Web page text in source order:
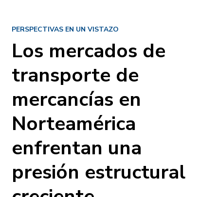
PERSPECTIVAS EN UN VISTAZO
Los mercados de
transporte de
mercancías en
Norteamérica
enfrentan una
presión estructural